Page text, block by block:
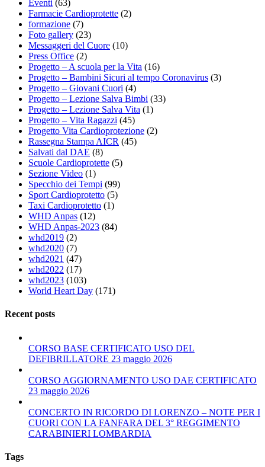
Eventi (63)
Farmacie Cardioprotette (2)
formazione (7)
Foto gallery (23)
Messaggeri del Cuore (10)
Press Office (2)
Progetto – A scuola per la Vita (16)
Progetto – Bambini Sicuri al tempo Coronavirus (3)
Progetto – Giovani Cuori (4)
Progetto – Lezione Salva Bimbi (33)
Progetto – Lezione Salva Vita (1)
Progetto – Vita Ragazzi (45)
Progetto Vita Cardioprotezione (2)
Rassegna Stampa AICR (45)
Salvati dal DAE (8)
Scuole Cardioprotette (5)
Sezione Video (1)
Specchio dei Tempi (99)
Sport Cardioprotetto (5)
Taxi Cardioprotetto (1)
WHD Anpas (12)
WHD Anpas-2023 (84)
whd2019 (2)
whd2020 (7)
whd2021 (47)
whd2022 (17)
whd2023 (103)
World Heart Day (171)
Recent posts
CORSO BASE CERTIFICATO USO DEL
DEFIBRILLATORE 23 maggio 2026
CORSO AGGIORNAMENTO USO DAE CERTIFICATO
23 maggio 2026
CONCERTO IN RICORDO DI LORENZO – NOTE PER I
CUORI CON LA FANFARA DEL 3° REGGIMENTO
CARABINIERI LOMBARDIA
Tags